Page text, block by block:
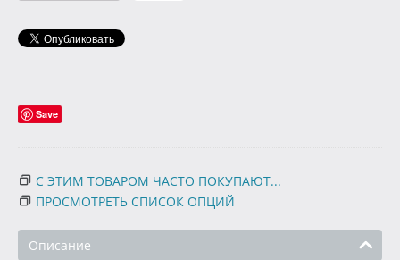
Save
С ЭТИМ ТОВАРОМ ЧАСТО ПОКУПАЮТ...
ПРОСМОТРЕТЬ СПИСОК ОПЦИЙ
Описание